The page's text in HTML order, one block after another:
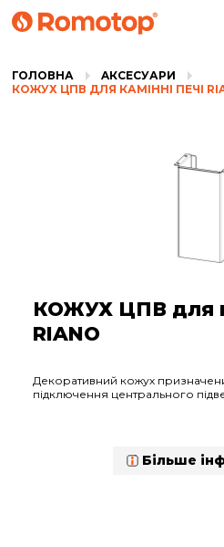
ГОЛОВНА
AКСЕСУАРИ
КОЖУХ ЦПВ ДЛЯ КАМІННІ ПЕЧІ
КОЖУХ ЦПВ для
RIANO
Декоративний кожух
підключення центрального
Більше